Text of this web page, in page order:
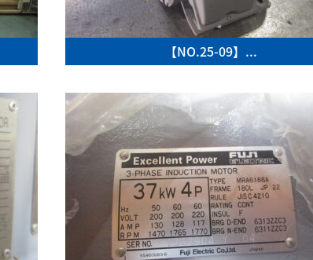
【NO.25-09】...